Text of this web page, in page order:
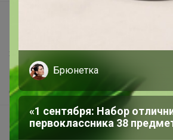
Защита покупателя
Помощь
О нас
Все предложения
Брюнетка
«1 сентября: Набор
первоклассника 38